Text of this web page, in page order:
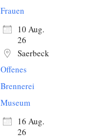
Frauen
10 Aug.
26
Saerbeck
Offenes
Brennerei
Museum
16 Aug.
26